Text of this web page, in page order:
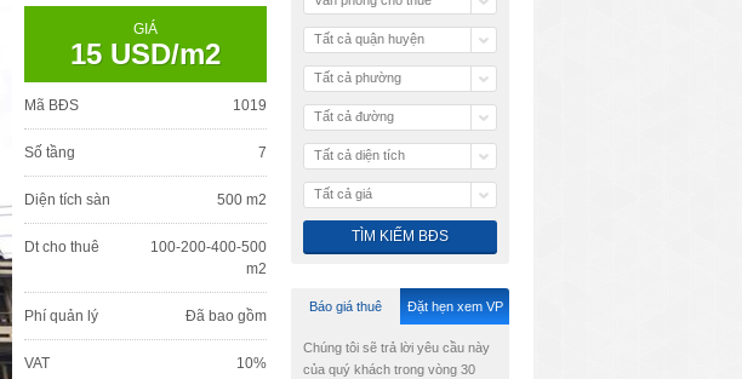
GIÁ
15 USD/m2
Mã BĐS 1019
Số tầng 7
Diện tích sàn 500 m2
Dt cho thuê
100-200-400-500
m2
Phí quản lý Đã bao gồm
VAT 10%
Tất cả quận huyện
Tất cả phường
Tất cả đường
Tất cả diện tích
Tất cả giá
Báo giá thuê Đặt hẹn xem VP
Chúng tôi sẽ trả lời yêu cầu này
của quý khách trong vòng 30